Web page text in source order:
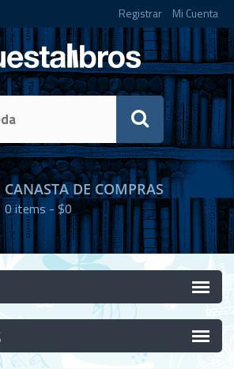
Registrar Mi Cuenta
CANASTA DE COMPRAS
0items -$0